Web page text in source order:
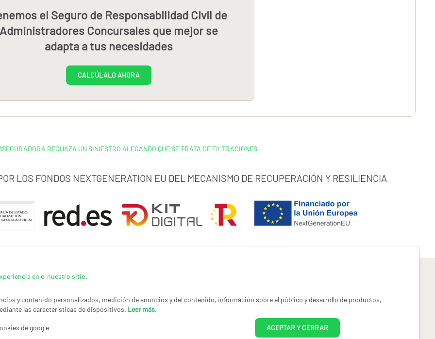
el Seguro de Responsabilidad Civil de
Administradores Concursales que mejor se
adapta a tus necesidades
CALCÚLALO AHORA
RECHAZA UN SINIESTRO ALEGANDO QUE SE TRATA DE FILTRACIONES
LOS FONDOS NEXTGENERATION EU DEL MECANISMO DE RECUPERACIÓN Y RESILIENCIA
DE PRIVACIDAD |CANAL DE DENUNCIAS |COOKIES
Freepik
en el nuestro sitio.
y contenido personalizados, medición de anuncios y del contenido, información sobre el público y desarrollo de productos,
las características de dispositivos. Leer más.
de google ACEPTAR Y CERRAR